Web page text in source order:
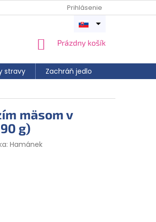
Prihlásenie
NÁKUPNÝ
Prázdny košík
stravy Zachráň jedlo
Otvoriť
mäsom v
g)
Hamánek